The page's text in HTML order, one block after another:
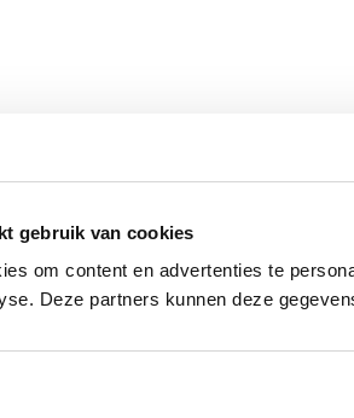
gebruik van cookies
om content en advertenties te
Deze partners kunnen deze